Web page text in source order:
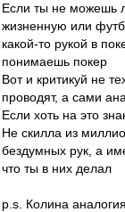
Если ты не можешь
жизненную или
какой-то рукой в
понимаешь покер
Вот и критикуй не
проводят, а сами
Если хоть на это
Не скилла из
бездумных рук, а
что ты в них делал
p.s. Колина